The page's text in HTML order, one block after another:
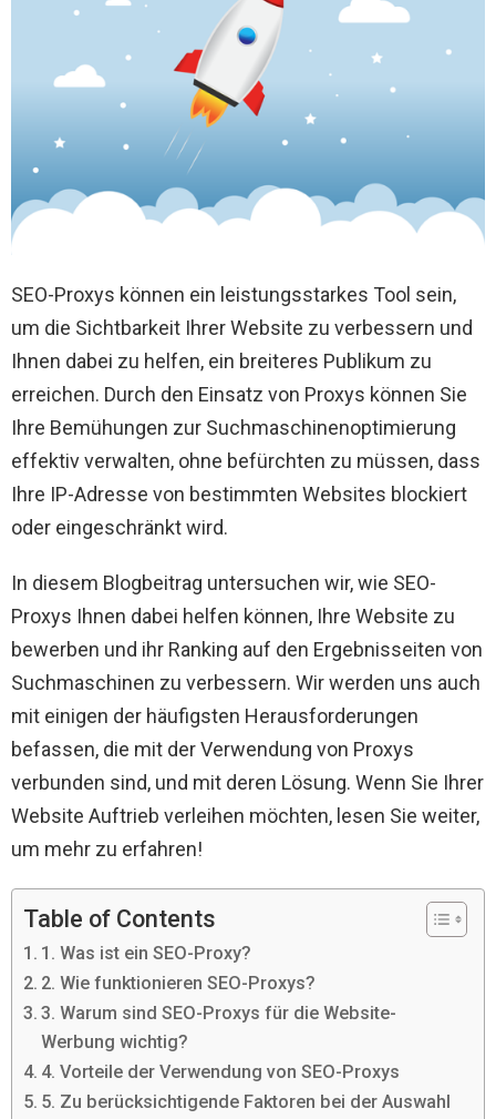
SEO-Proxys können ein leistungsstarkes Tool sein,
um die Sichtbarkeit Ihrer Website zu verbessern und
Ihnen dabei zu helfen, ein breiteres Publikum zu
erreichen. Durch den Einsatz von Proxys können Sie
Ihre Bemühungen zur Suchmaschinenoptimierung
effektiv verwalten, ohne befürchten zu müssen, dass
Ihre IP-Adresse von bestimmten Websites blockiert
oder eingeschränkt wird.
In diesem Blogbeitrag untersuchen wir, wie SEO-
Proxys Ihnen dabei helfen können, Ihre Website zu
bewerben und ihr Ranking auf den Ergebnisseiten von
Suchmaschinen zu verbessern. Wir werden uns auch
mit einigen der häufigsten Herausforderungen
befassen, die mit der Verwendung von Proxys
verbunden sind, und mit deren Lösung. Wenn Sie Ihrer
Website Auftrieb verleihen möchten, lesen Sie weiter,
um mehr zu erfahren!
Table of Contents
1. Was ist ein SEO-Proxy?
2. Wie funktionieren SEO-Proxys?
3. Warum sind SEO-Proxys für die Website-
Werbung wichtig?
4. Vorteile der Verwendung von SEO-Proxys
5. Zu berücksichtigende Faktoren bei der Auswahl